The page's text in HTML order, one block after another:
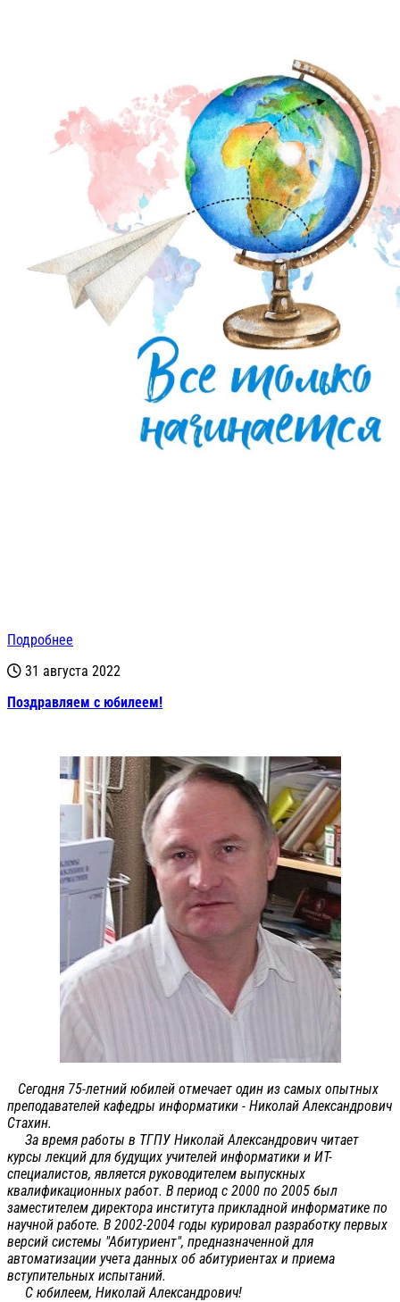
Подробнее
31 августа 2022
Поздравляем с юбилеем!
Сегодня 75-летний юбилей отмечает один из самых опытных
преподавателей кафедры информатики - Николай Александрович
Стахин.
За время работы в ТГПУ Николай Александрович читает
курсы лекций для будущих учителей информатики и ИТ-
специалистов, является руководителем выпускных
квалификационных работ. В период с 2000 по 2005 был
заместителем директора института прикладной информатике по
научной работе. В 2002-2004 годы курировал разработку первых
версий системы "Абитуриент", предназначенной для
автоматизации учета данных об абитуриентах и приема
вступительных испытаний.
С юбилеем, Николай Александрович!